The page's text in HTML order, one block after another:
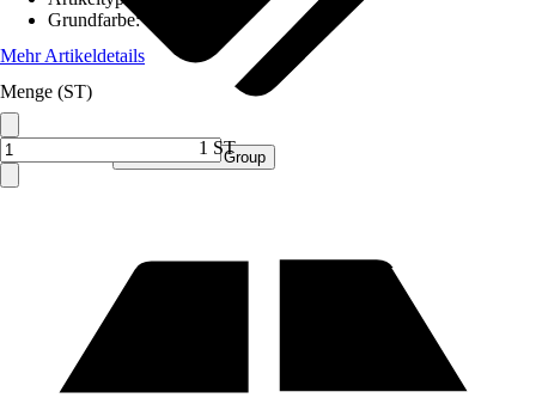
Verkauf durch: Procommerce Group
Grundfarbe:
Mehr Artikeldetails
Menge (ST)
1 ST